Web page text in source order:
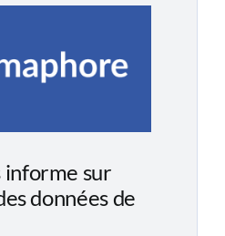
informe sur
données de